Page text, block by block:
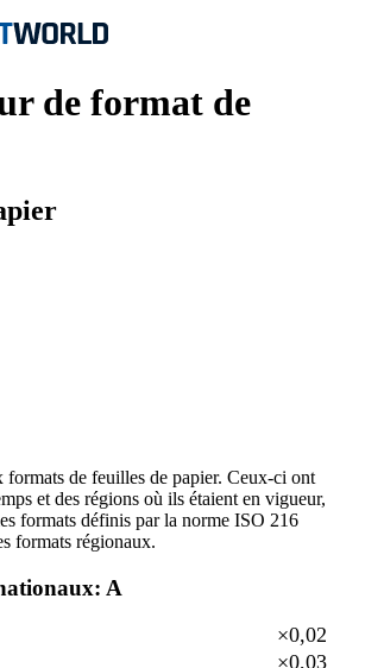
de format de
formats de feuilles de papier. Ceux-ci ont
et des régions où ils étaient en vigueur,
formats définis par la norme ISO 216
formats régionaux.
A
×0,02
×0,03